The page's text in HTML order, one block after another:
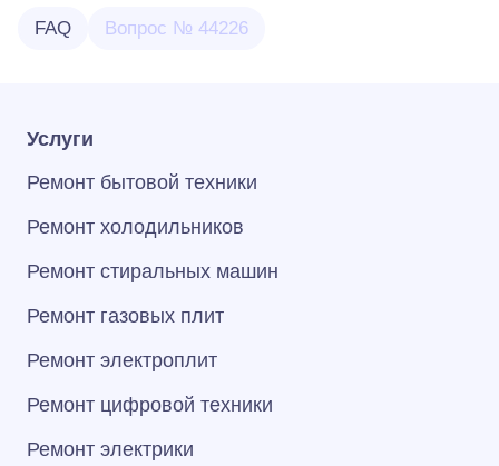
FAQ Вопрос № 44226
Услуги
Ремонт бытовой техники
Ремонт холодильников
Ремонт стиральных машин
Ремонт газовых плит
Ремонт электроплит
Ремонт цифровой техники
Ремонт электрики